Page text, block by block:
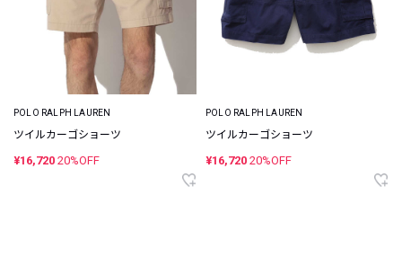
POLO RALPH LAUREN
ツイルカーゴショーツ
¥16,720 20%OFF
POLO RALPH LAUREN
ツイルカーゴショーツ
¥16,720 20%OFF